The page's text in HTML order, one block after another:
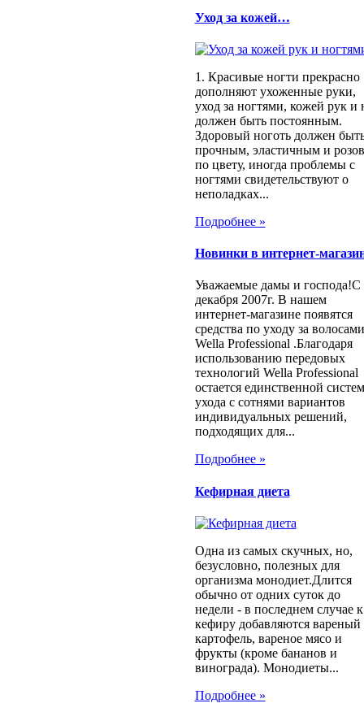
Уход за кожей…
1. Красивые ногти прекрасно
дополняют ухоженные руки,
уход за ногтями, кожей рук и
должен быть постоянным.
Здоровый ноготь должен
прочным, эластичным и
по цвету, иногда проблемы с
ногтями свидетельствуют о
неполадках...
Подробнее »
Новинки в интернет-
Уважаемые дамы и господа!С
декабря 2007г. В нашем
интернет-магазине появятся
средства по уходу за волосами
Wella Professional .Благодаря
использованию передовых
технологий Wella Professional
остается единственной
ухода с сотнями вариантов
индивидуальных решений,
подходящих для...
Подробнее »
Кефирная диета
Одна из самых скучных, но,
безусловно, полезных для
организма монодиет.Длится
обычно от одних суток до
недели - в последнем случае к
кефиру добавляются вареный
картофель, вареное мясо и
фрукты (кроме бананов и
винограда). Монодиеты...
Подробнее »